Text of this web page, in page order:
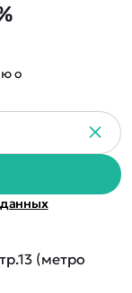
(метро
о